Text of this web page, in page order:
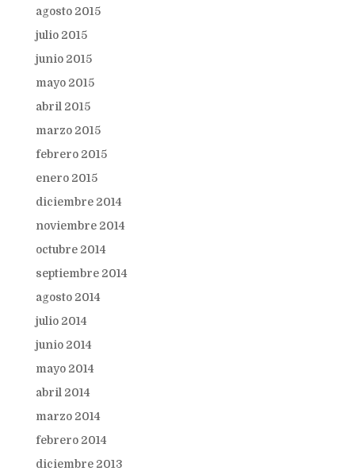
agosto 2015
julio 2015
junio 2015
mayo 2015
abril 2015
marzo 2015
febrero 2015
enero 2015
diciembre 2014
noviembre 2014
octubre 2014
septiembre 2014
agosto 2014
julio 2014
junio 2014
mayo 2014
abril 2014
marzo 2014
febrero 2014
diciembre 2013